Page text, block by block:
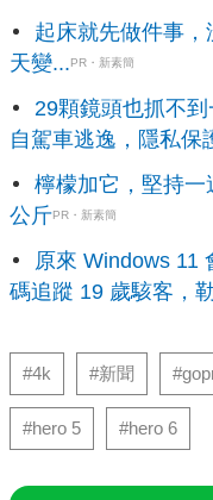
起床就先做件事
天變...PR・新素簡
29顆鏡頭也抓不
自駕車逃逸，隱私保
檸檬加它，堅持
公斤PR・新素簡
原來 Windows 11
碼追蹤 19 歲駭客，
#4k #新聞
#hero 5 #hero 6